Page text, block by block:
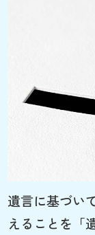
遺言に基づい
えることを「